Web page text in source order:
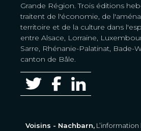
Grande Région. Trois éditions
traitent de l'économie, de
territoire et de la culture dans
entre Alsace, Lorraine,
Sarre, Rhénanie-Palatinat, Bade-
canton de Bâle.
Voisins - Nachbarn,